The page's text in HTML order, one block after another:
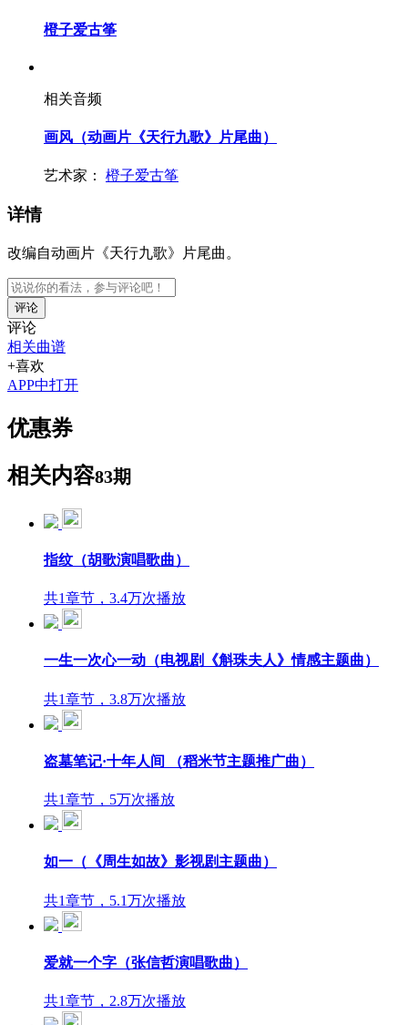
橙子爱古筝
相关音频
画风（动画片《天行九歌》片尾曲）
艺术家： 橙子爱古筝
详情
改编自动画片《天行九歌》片尾曲。
评论
评论
相关曲谱
+喜欢
APP中打开
优惠券
相关内容83期
指纹（胡歌演唱歌曲）
共1章节，3.4万次播放
一生一次心一动（电视剧《斛珠夫人》情感主题曲）
共1章节，3.8万次播放
盗墓笔记·十年人间 （稻米节主题推广曲）
共1章节，5万次播放
如一（《周生如故》影视剧主题曲）
共1章节，5.1万次播放
爱就一个字（张信哲演唱歌曲）
共1章节，2.8万次播放